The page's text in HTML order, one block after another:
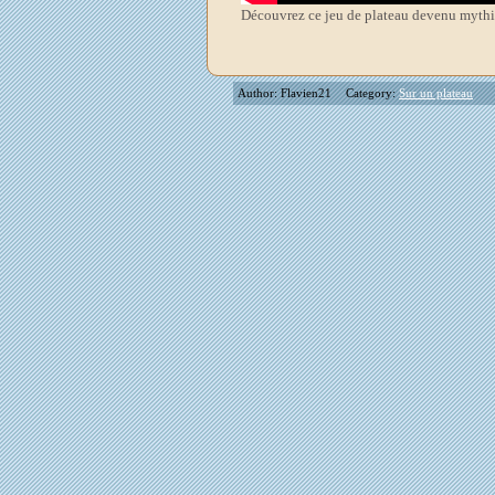
Découvrez ce jeu de plateau devenu
Author: Flavien21 Category:Sur un plateau